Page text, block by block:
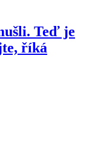
Teď je
říká